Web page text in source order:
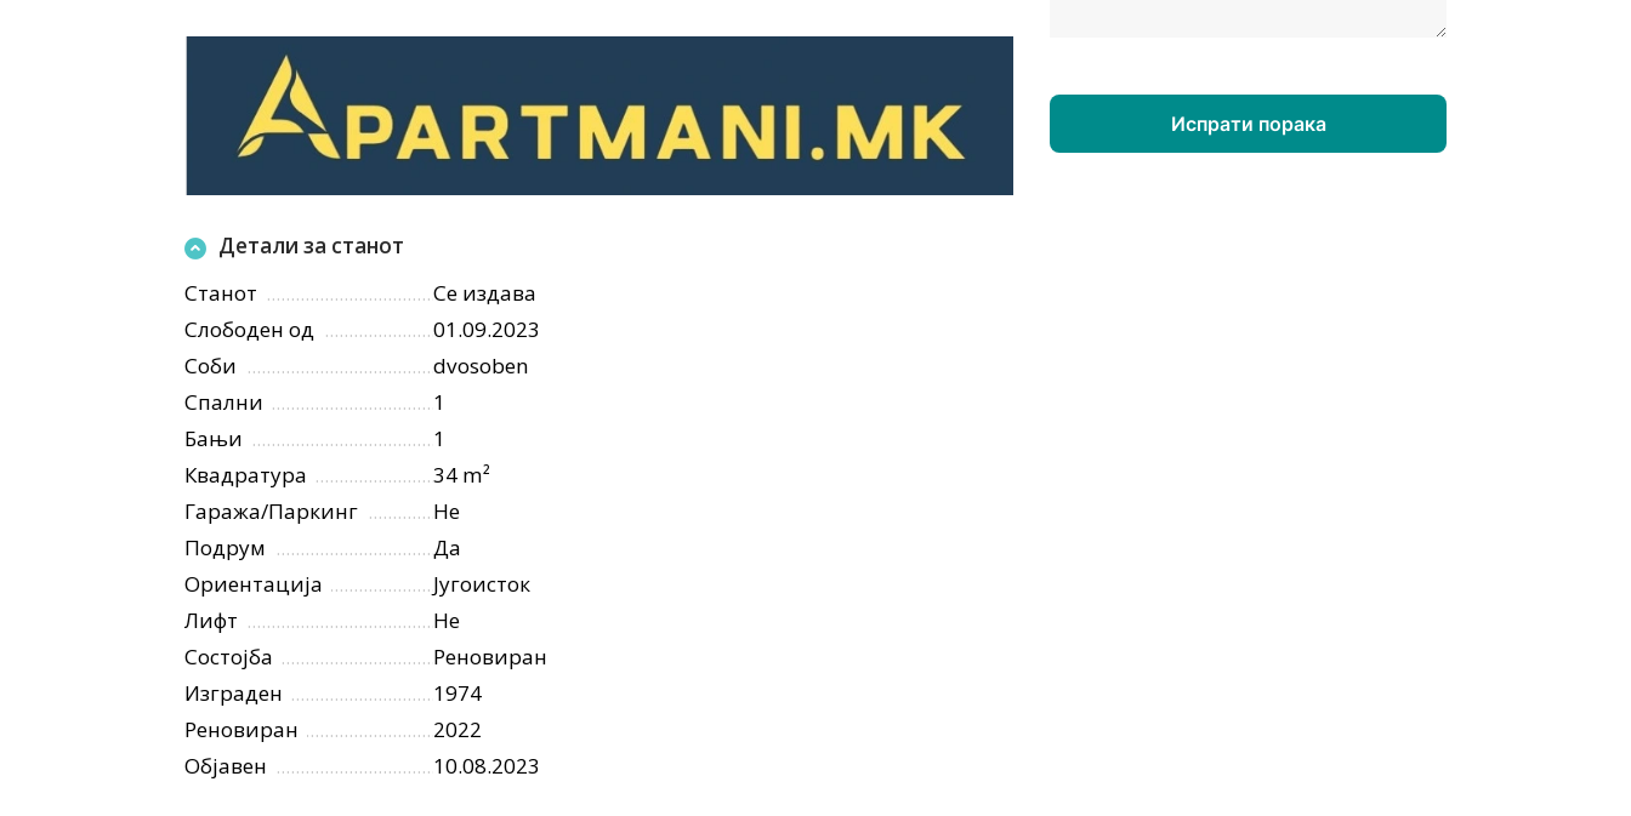
Детали за станот
Станот
Се издава
Слободен од
01.09.2023
Соби
dvosoben
Спални
1
Бањи
1
Квадратура
34 m²
Гаража/Паркинг
Не
Подрум
Да
Ориентација
Југоисток
Лифт
Не
Состојба
Реновиран
Изграден
1974
Реновиран
2022
Објавен
10.08.2023